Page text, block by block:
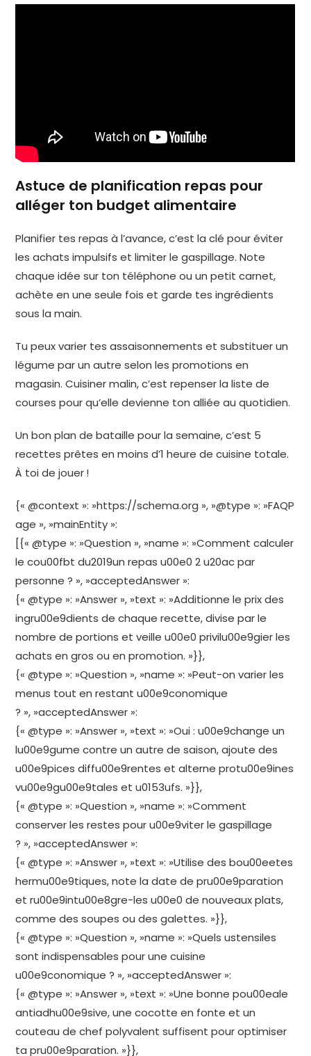
Astuce de planification repas pour
alléger ton budget alimentaire
Planifier tes repas à l’avance, c’est la clé pour éviter
les achats impulsifs et limiter le gaspillage. Note
chaque idée sur ton téléphone ou un petit carnet,
achète en une seule fois et garde tes ingrédients
sous la main.
Tu peux varier tes assaisonnements et substituer un
légume par un autre selon les promotions en
magasin. Cuisiner malin, c’est repenser la liste de
courses pour qu’elle devienne ton alliée au quotidien.
Un bon plan de bataille pour la semaine, c’est 5
recettes prêtes en moins d’1 heure de cuisine totale.
À toi de jouer !
{« @context »: »https://schema.org », »@type »: »FAQP
age », »mainEntity »:
[{« @type »: »Question », »name »: »Comment calculer
le cou00fbt du2019un repas u00e0 2 u20ac par
personne ? », »acceptedAnswer »:
{« @type »: »Answer », »text »: »Additionne le prix des
ingru00e9dients de chaque recette, divise par le
nombre de portions et veille u00e0 privilu00e9gier les
achats en gros ou en promotion. »}},
{« @type »: »Question », »name »: »Peut-on varier les
menus tout en restant u00e9conomique
? », »acceptedAnswer »:
{« @type »: »Answer », »text »: »Oui : u00e9change un
lu00e9gume contre un autre de saison, ajoute des
u00e9pices diffu00e9rentes et alterne protu00e9ines
vu00e9gu00e9tales et u0153ufs. »}},
{« @type »: »Question », »name »: »Comment
conserver les restes pour u00e9viter le gaspillage
? », »acceptedAnswer »:
{« @type »: »Answer », »text »: »Utilise des bou00eetes
hermu00e9tiques, note la date de pru00e9paration
et ru00e9intu00e8gre-les u00e0 de nouveaux plats,
comme des soupes ou des galettes. »}},
{« @type »: »Question », »name »: »Quels ustensiles
sont indispensables pour une cuisine
u00e9conomique ? », »acceptedAnswer »:
{« @type »: »Answer », »text »: »Une bonne pou00eale
antiadhu00e9sive, une cocotte en fonte et un
couteau de chef polyvalent suffisent pour optimiser
ta pru00e9paration. »}},